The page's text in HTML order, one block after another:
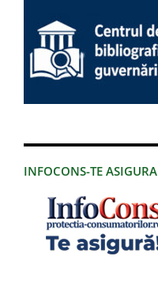
INFOCONS-TE ASIGURA